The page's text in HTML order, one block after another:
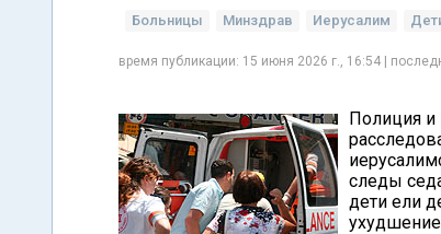
Больницы Минздрав Иерусалим
время публикации: 15 июня 2026 г., 16:54 |
Полиция и
следы
дети ели